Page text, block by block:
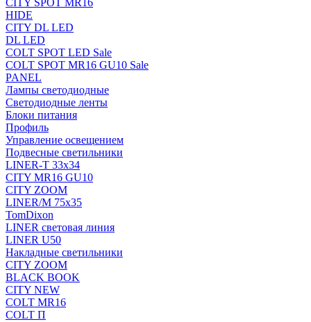
CITY SPOT MR16
HIDE
CITY DL LED
DL LED
COLT SPOT LED Sale
COLT SPOT MR16 GU10 Sale
PANEL
Лампы светодиодные
Светодиодные ленты
Блоки питания
Профиль
Управление освещением
Подвесные светильники
LINER-T 33x34
CITY MR16 GU10
CITY ZOOM
LINER/M 75х35
TomDixon
LINER световая линия
LINER U50
Накладные светильники
CITY ZOOM
BLACK BOOK
CITY NEW
COLT MR16
COLT П